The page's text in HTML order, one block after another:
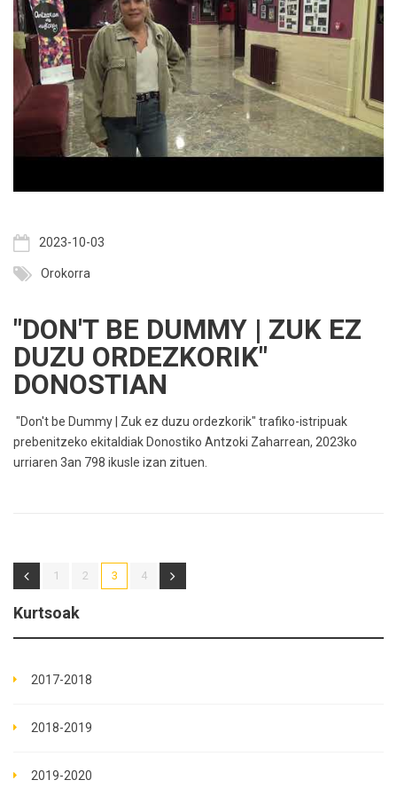
2023-10-03
Orokorra
"DON'T BE DUMMY | ZUK EZ
DUZU ORDEZKORIK"
DONOSTIAN
"Don't be Dummy | Zuk ez duzu ordezkorik" trafiko-istripuak
prebenitzeko ekitaldiak Donostiko Antzoki Zaharrean, 2023ko
urriaren 3an 798 ikusle izan zituen.
1 2 3 4
Kurtsoak
2017-2018
2018-2019
2019-2020